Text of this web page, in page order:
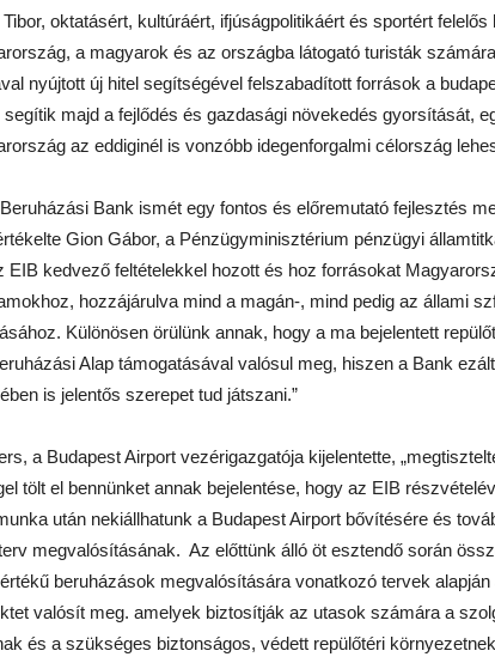
oktatásért, kultúráért, ifjúságpolitikáért és sportért
a magyarok és az országba látogató turisták
nyújtott új hitel segítségével felszabadított források a
segítik majd a fejlődés és gazdasági növekedés gyorsítását,
az eddiginél is vonzóbb idegenforgalmi célország
Bank ismét egy fontos és előremutató fejlesztés
Gion Gábor, a Pénzügyminisztérium pénzügyi
EIB kedvező feltételekkel hozott és hoz forrásokat
hozzájárulva mind a magán-, mind pedig az állami
Különösen örülünk annak, hogy a ma bejelentett
Alap támogatásával valósul meg, hiszen a Bank
is jelentős szerepet tud játszani.”
a Budapest Airport vezérigazgatója kijelentette,
tölt el bennünket annak bejelentése, hogy az EIB
után nekiállhatunk a Budapest Airport bővítésére és
megvalósításának. Az előttünk álló öt esztendő során
beruházások megvalósítására vonatkozó tervek
valósít meg. amelyek biztosítják az utasok számára a
és a szükséges biztonságos, védett repülőtéri